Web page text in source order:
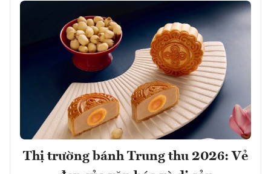
Thị trường bánh Trung thu 2026: Vẻ